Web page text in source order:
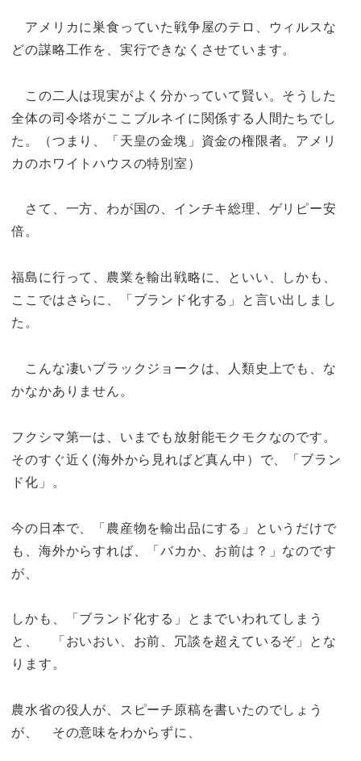
アメリカに巣食っていた戦争屋のテロ、ウィルスな
どの謀略工作を、実行できなくさせています。
この二人は現実がよく分かっていて賢い。そうした
全体の司令塔がここブルネイに関係する人間たちでし
た。（つまり、「天皇の金塊」資金の権限者。アメリ
カのホワイトハウスの特別室）
さて、一方、わが国の、インチキ総理、ゲリピー安
倍。
福島に行って、農業を輸出戦略に、といい、しかも、
ここではさらに、「ブランド化する」と言い出しまし
た。
こんな凄いブラックジョークは、人類史上でも、な
かなかありません。
フクシマ第一は、いまでも放射能モクモクなのです。
そのすぐ近く(海外から見ればど真ん中）で、「ブラン
ド化」。
今の日本で、「農産物を輸出品にする」というだけで
も、海外からすれば、「バカか、お前は？」なのです
が、
しかも、「ブランド化する」とまでいわれてしまう
と、 「おいおい、お前、冗談を超えているぞ」とな
ります。
農水省の役人が、スピーチ原稿を書いたのでしょう
が、 その意味をわからずに、